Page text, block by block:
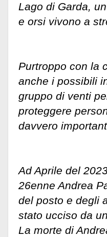
Lago di Garda,
e orsi vivono a
Purtroppo con la
anche i possibili
gruppo di venti
proteggere
davvero
Ad Aprile del
26enne Andrea
del posto e degli
stato ucciso da
La morte di